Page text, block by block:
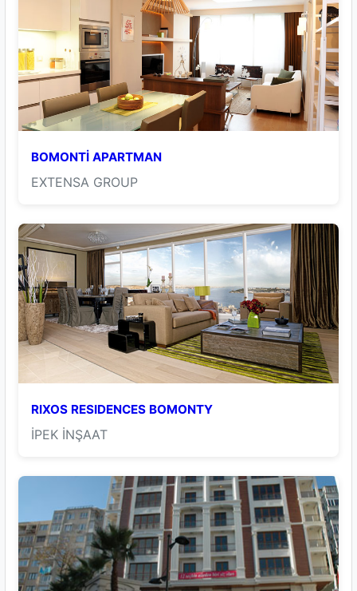
BOMONTİ APARTMAN
EXTENSA GROUP
RIXOS RESIDENCES BOMONTY
İPEK İNŞAAT